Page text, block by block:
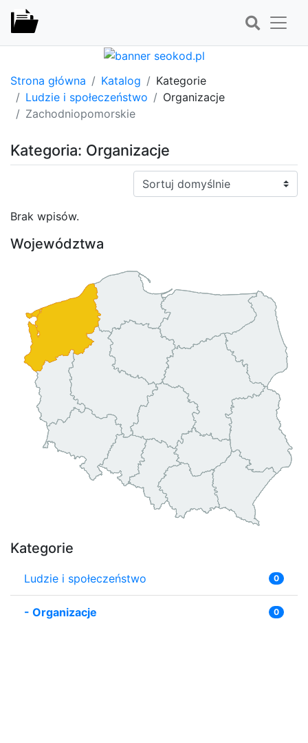
Strona główna Katalog
Kategorie
Ludzie i społeczeństwo
Organizacje
Zachodniopomorskie
Kategoria: Organizacje
Sortuj:
Brak wpisów.
Województwa
Kategorie
Ludzie i społeczeństwo 0
- Organizacje 0